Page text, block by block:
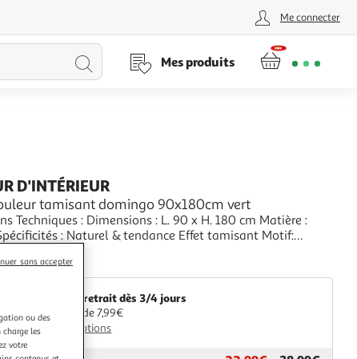
Me connecter
Lancer
Mes produits
D'INTÉRIEUR
tamisant domingo 90x180cm vert
Techniques : Dimensions : L. 90 x H. 180 cm Matière :
tendance Effet tamisant Motif:
Prix
Livr. ou retrait dès 3/4 jours
A partir de 7,99€
Plus d'options
ou des
les
votre
sans accepter